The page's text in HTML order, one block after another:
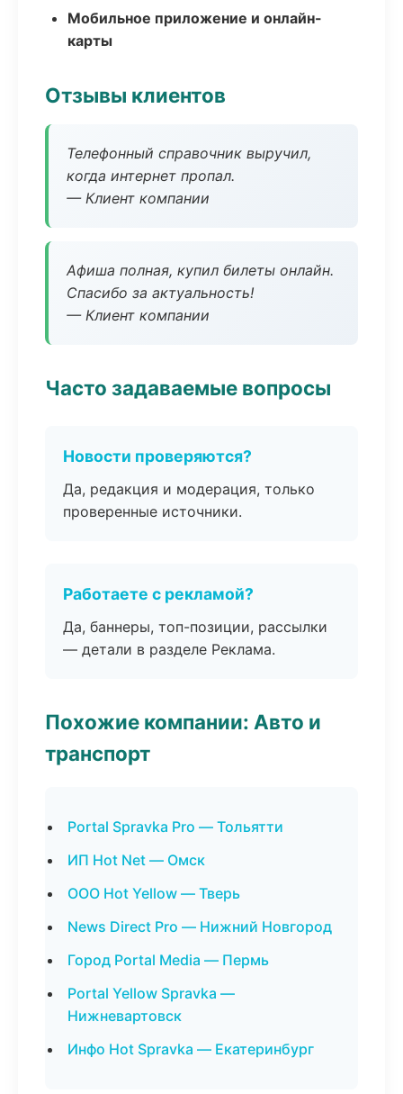
Мобильное приложение и онлайн-
карты
Отзывы клиентов
Телефонный справочник выручил,
когда интернет пропал.
— Клиент компании
Афиша полная, купил билеты онлайн.
Спасибо за актуальность!
— Клиент компании
Часто задаваемые вопросы
Новости проверяются?
Да, редакция и модерация, только
проверенные источники.
Работаете с рекламой?
Да, баннеры, топ-позиции, рассылки
— детали в разделе Реклама.
Похожие компании: Авто и
транспорт
Portal Spravka Pro — Тольятти
ИП Hot Net — Омск
ООО Hot Yellow — Тверь
News Direct Pro — Нижний Новгород
Город Portal Media — Пермь
Portal Yellow Spravka —
Нижневартовск
Инфо Hot Spravka — Екатеринбург